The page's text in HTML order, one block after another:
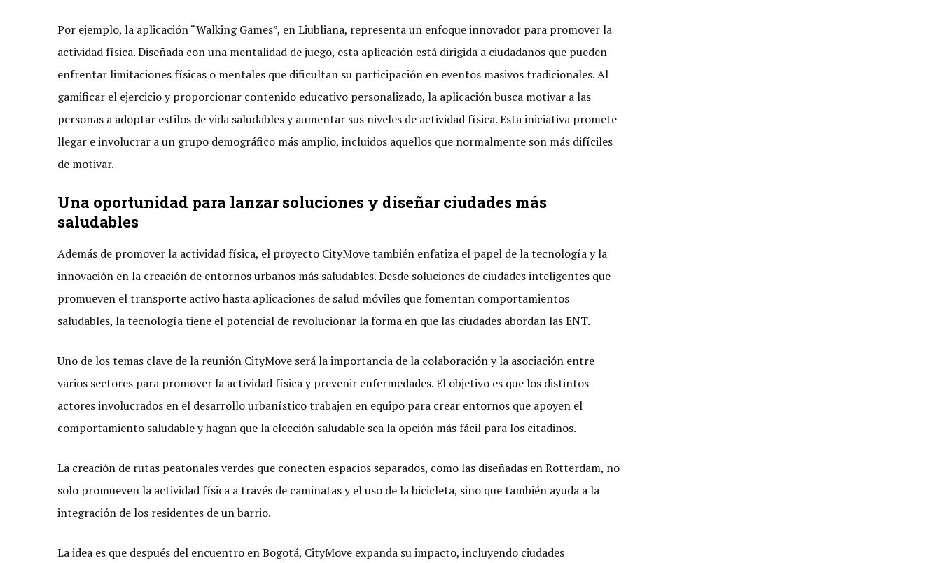
Por ejemplo, la aplicación “Walking Games”, en Liubliana, representa un enfoque innovador para promover la
actividad física. Diseñada con una mentalidad de juego, esta aplicación está dirigida a ciudadanos que pueden
enfrentar limitaciones físicas o mentales que dificultan su participación en eventos masivos tradicionales. Al
gamificar el ejercicio y proporcionar contenido educativo personalizado, la aplicación busca motivar a las
personas a adoptar estilos de vida saludables y aumentar sus niveles de actividad física. Esta iniciativa promete
llegar e involucrar a un grupo demográfico más amplio, incluidos aquellos que normalmente son más difíciles
de motivar.
Una oportunidad para lanzar soluciones y diseñar ciudades más
saludables
Además de promover la actividad física, el proyecto CityMove también enfatiza el papel de la tecnología y la
innovación en la creación de entornos urbanos más saludables. Desde soluciones de ciudades inteligentes que
promueven el transporte activo hasta aplicaciones de salud móviles que fomentan comportamientos
saludables, la tecnología tiene el potencial de revolucionar la forma en que las ciudades abordan las ENT.
Uno de los temas clave de la reunión CityMove será la importancia de la colaboración y la asociación entre
varios sectores para promover la actividad física y prevenir enfermedades. El objetivo es que los distintos
actores involucrados en el desarrollo urbanístico trabajen en equipo para crear entornos que apoyen el
comportamiento saludable y hagan que la elección saludable sea la opción más fácil para los citadinos.
La creación de rutas peatonales verdes que conecten espacios separados, como las diseñadas en Rotterdam, no
solo promueven la actividad física a través de caminatas y el uso de la bicicleta, sino que también ayuda a la
integración de los residentes de un barrio.
La idea es que después del encuentro en Bogotá, CityMove expanda su impacto, incluyendo ciudades